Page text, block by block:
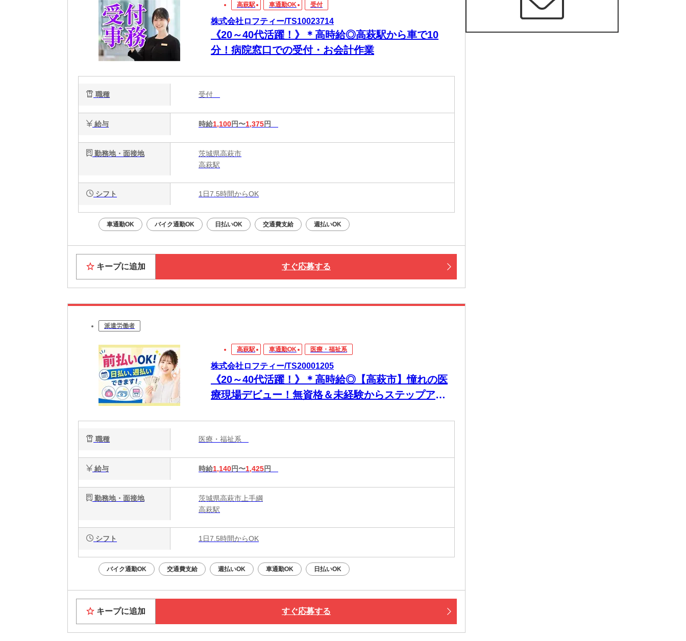
高萩駅 車通勤OK 受付
株式会社ロフティー/TS10023714
《20～40代活躍！》＊高時給◎高萩駅から車で10
分！病院窓口での受付・お会計作業
職種 受付
給与 時給1,100円〜1,375円
勤務地・面接地
茨城県高萩市
高萩駅
シフト 1日7.5時間からOK
車通勤OK バイク通勤OK 日払いOK 交通費支給 週払いOK
キープに追加 すぐ応募する
派遣労働者
高萩駅 車通勤OK 医療・福祉系
株式会社ロフティー/TS20001205
《20～40代活躍！》＊高時給◎【高萩市】憧れの医
療現場デビュー！無資格＆未経験からステップアッ
職種 医療・福祉系
給与 時給1,140円〜1,425円
勤務地・面接地
茨城県高萩市上手綱
高萩駅
シフト 1日7.5時間からOK
バイク通勤OK 交通費支給 週払いOK 車通勤OK 日払いOK
キープに追加 すぐ応募する